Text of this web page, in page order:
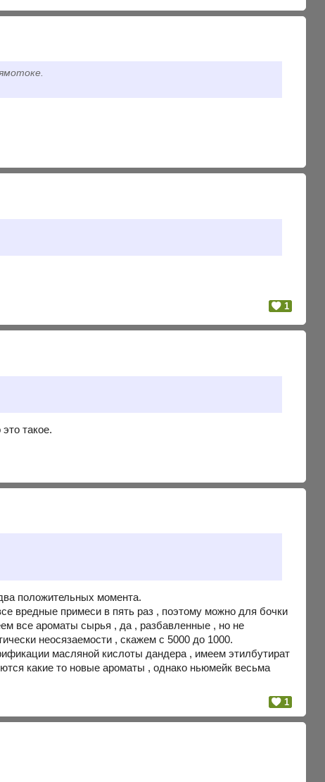
1
такое.
положительных момента.
вредные примеси в пять раз , поэтому можно для бочки
все ароматы сырья , да , разбавленные , но не
неосязаемости , скажем с 5000 до 1000.
масляной кислоты дандера , имеем этилбутират
какие то новые ароматы , однако ньюмейк весьма
1